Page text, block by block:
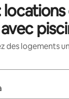
locations
des logements
s'affichent,